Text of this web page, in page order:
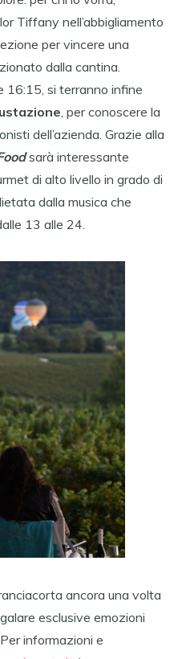
Tiffany nell’abbigliamento
per vincere una
dalla cantina.
16:15, si terranno infine
, per conoscere la
dell’azienda. Grazie alla
sarà interessante
di alto livello in grado di
dalla musica che
13 alle 24.
ancora una volta
esclusive emozioni
informazioni e